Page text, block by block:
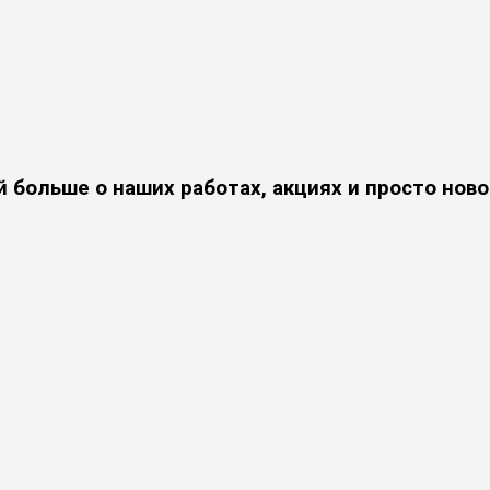
больше о наших работах, акциях и просто